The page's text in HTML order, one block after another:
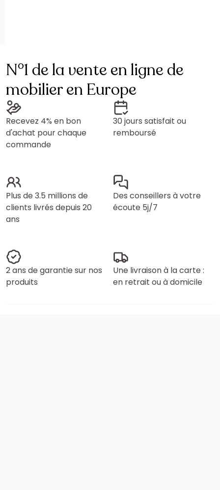
N°1 de la vente en ligne de
mobilier en Europe
Recevez 4% en bon
d'achat pour chaque
commande
30 jours satisfait ou
remboursé
Plus de 3.5 millions de
clients livrés depuis 20
ans
Des conseillers à votre
écoute 5j/7
2 ans de garantie sur nos
produits
Une livraison à la carte :
en retrait ou à domicile